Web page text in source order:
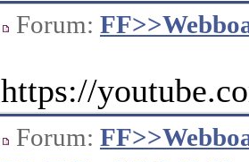
Forum:
https://
Forum: